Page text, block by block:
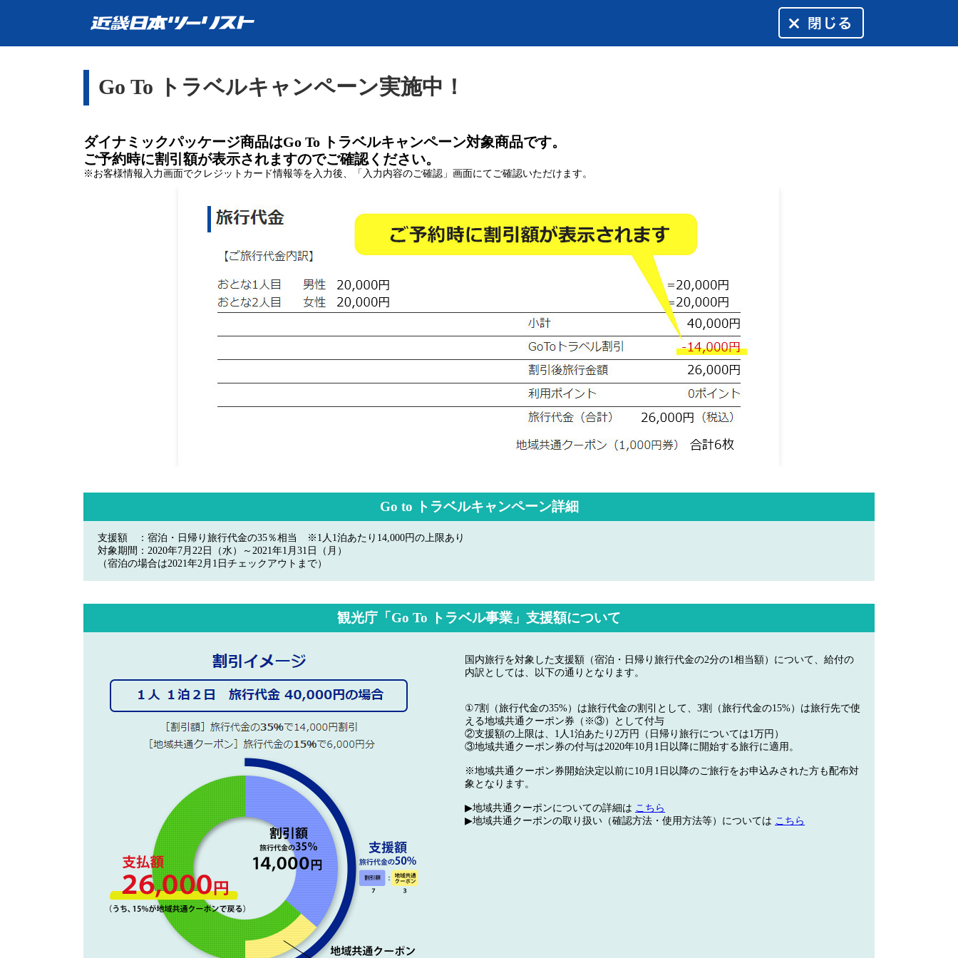
Go To トラベルキャンペーン実施中！
ダイナミックパッケージ商品はGo To トラベルキャンペーン対象商品です。
ご予約時に割引額が表示されますのでご確認ください。
※お客様情報入力画面でクレジットカード情報等を入力後、「入力内容のご確認」画面にてご確認いただけます。
Go to トラベルキャンペーン詳細
支援額 ：宿泊・日帰り旅行代金の35％相当 ※1人1泊あたり14,000円の上限あり
対象期間：2020年7月22日（水）～2021年1月31日（月）
（宿泊の場合は2021年2月1日チェックアウトまで）
観光庁「Go To トラベル事業」支援額について
国内旅行を対象した支援額（宿泊・日帰り旅行代金の2分の1相当額）について、給付の
内訳としては、以下の通りとなります。
①7割（旅行代金の35%）は旅行代金の割引として、3割（旅行代金の15%）は旅行先で使
える地域共通クーポン券（※③）として付与
②支援額の上限は、1人1泊あたり2万円（日帰り旅行については1万円）
③地域共通クーポン券の付与は2020年10月1日以降に開始する旅行に適用。
※地域共通クーポン券開始決定以前に10月1日以降のご旅行をお申込みされた方も配布対
象となります。
▶地域共通クーポンについての詳細は こちら
▶地域共通クーポンの取り扱い（確認方法・使用方法等）については こちら